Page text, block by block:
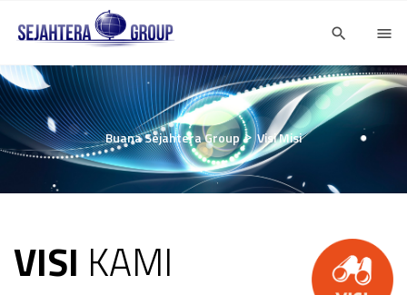
Buana Sejahtera Group> Visi Misi
VISI KAMI